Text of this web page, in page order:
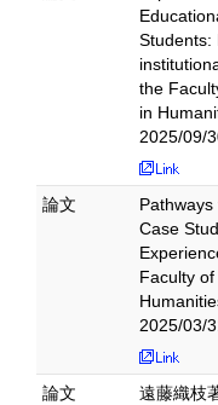
Students:
the
in
2025/09/
論文
Case
Faculty
2025/03/
論文
遠藤織枝